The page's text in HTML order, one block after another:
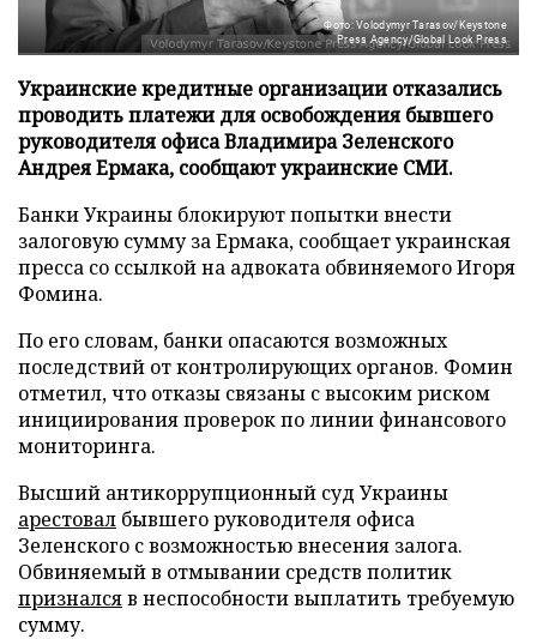
Фото: Volodymyr Tarasov/Keystone
Press Agency/Global Look Press
Украинские кредитные организации отказались
проводить платежи для освобождения бывшего
руководителя офиса Владимира Зеленского
Андрея Ермака, сообщают украинские СМИ.
Банки Украины блокируют попытки внести
залоговую сумму за Ермака, сообщает украинская
пресса со ссылкой на адвоката обвиняемого Игоря
Фомина.
По его словам, банки опасаются возможных
последствий от контролирующих органов. Фомин
отметил, что отказы связаны с высоким риском
инициирования проверок по линии финансового
мониторинга.
Высший антикоррупционный суд Украины
арестовал бывшего руководителя офиса
Зеленского с возможностью внесения залога.
Обвиняемый в отмывании средств политик
призналсяв неспособности выплатить требуемую
сумму.